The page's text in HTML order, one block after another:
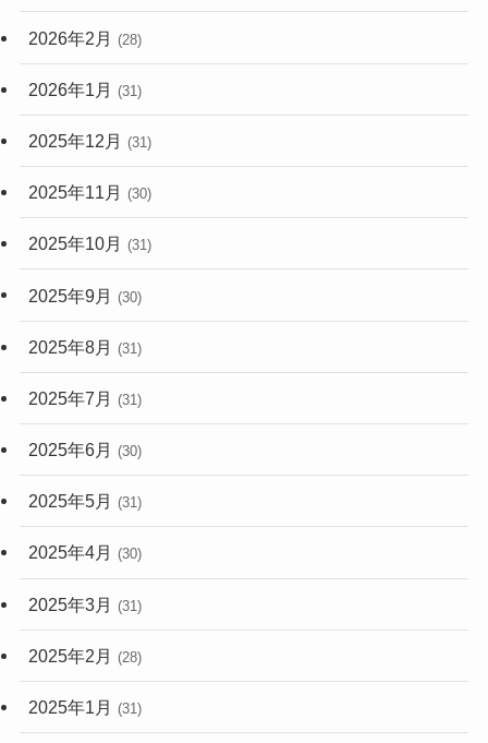
2026年2月 (28)
2026年1月 (31)
2025年12月 (31)
2025年11月 (30)
2025年10月 (31)
2025年9月 (30)
2025年8月 (31)
2025年7月 (31)
2025年6月 (30)
2025年5月 (31)
2025年4月 (30)
2025年3月 (31)
2025年2月 (28)
2025年1月 (31)